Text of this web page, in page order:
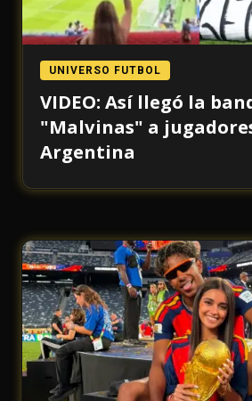
UNIVERSO FUTBOL
VIDEO: Así llegó la
"Malvinas" a
Argentina